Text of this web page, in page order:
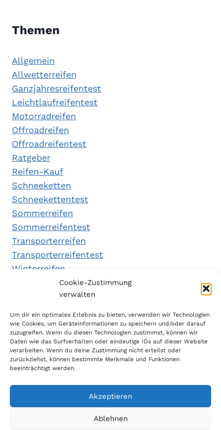
Cookie-Zustimmung
verwalten
Um dir ein optimales Erlebnis zu bieten, verwenden wir Technologien
wie Cookies, um Geräteinformationen zu speichern und/oder darauf
zuzugreifen. Wenn du diesen Technologien zustimmst, können wir
Daten wie das Surfverhalten oder eindeutige IDs auf dieser Website
verarbeiten. Wenn du deine Zustimmung nicht erteilst oder
zurückziehst, können bestimmte Merkmale und Funktionen
beeinträchtigt werden.
Akzeptieren
Ablehnen
Themen
Allgemein
Allwetterreifen
Ganzjahresreifentest
Leichtlaufreifentest
Motorradreifen
Offroadreifen
Offroadreifentest
Ratgeber
Reifen-Kauf
Schneeketten
Schneekettentest
Sommerreifen
Sommerreifentest
Transporterreifen
Transporterreifentest
Winterreifen
Winterreifentest
Empfehlungen
Handytarifvergleich
Luftsport Magazin